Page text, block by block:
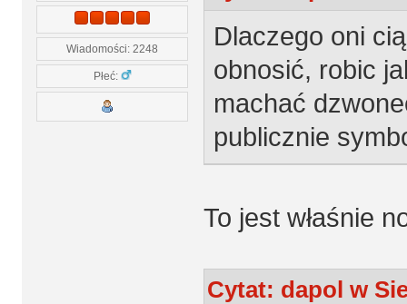
Wiadomości: 2248
Płeć:
Dlaczego oni
obnosić, robic
machać
publicznie
To jest właśnie
Cytat: dapol w